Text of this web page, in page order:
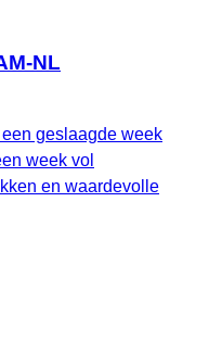
NL
geslaagde week
week vol
en waardevolle